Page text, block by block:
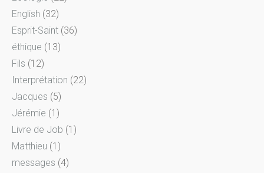
English (32)
Esprit-Saint (36)
éthique (13)
Fils (12)
Interprétation (22)
Jacques (5)
Jérémie (1)
Livre de Job (1)
Matthieu (1)
messages (4)